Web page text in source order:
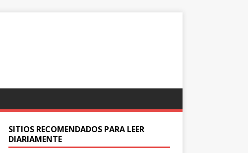
SITIOS RECOMENDADOS PARA LEER
DIARIAMENTE